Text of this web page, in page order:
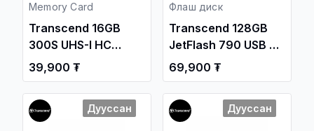
Memory Card
Transcend 16GB
300S UHS-I HC
95MB/s Micro SD
Memory Card
/TS16GUSD300S/
39,900 ₮
Флаш диск
Transcend 128GB
JetFlash 790 USB 3.1
Gen1 Flash Drive
/TS128GJF790K/
69,900 ₮
Дууссан Дууссан